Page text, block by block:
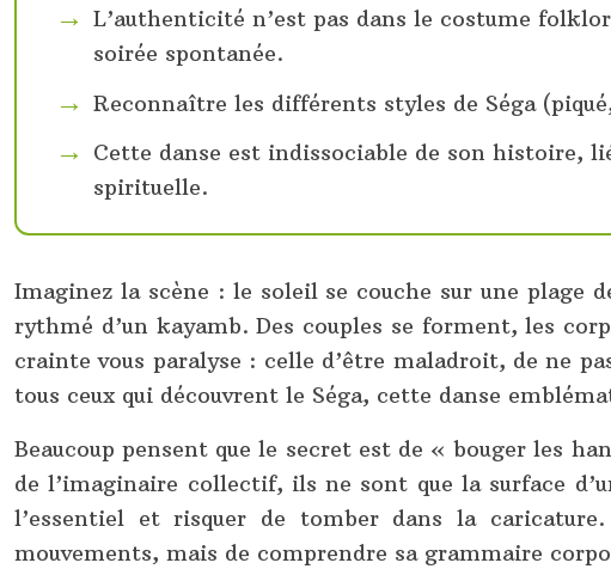
L’authenticité n’est pas dans le costume
soirée spontanée.
Reconnaître les différents styles de Séga
Cette danse est indissociable de son histoire,
spirituelle.
Imaginez la scène : le soleil se couche sur une plage
rythmé d’un kayamb. Des couples se forment, les
crainte vous paralyse : celle d’être maladroit, de ne
tous ceux qui découvrent le Séga, cette danse
Beaucoup pensent que le secret est de « bouger les
de l’imaginaire collectif, ils ne sont que la surface
l’essentiel et risquer de tomber dans la
mouvements, mais de comprendre sa grammaire